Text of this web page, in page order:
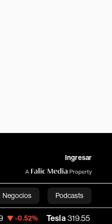
Ingresar
Negocios Podcasts
Tesla 319.55 -0.56% Space